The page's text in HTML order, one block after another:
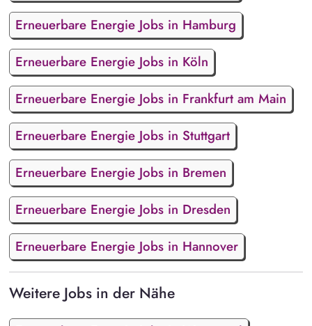
Erneuerbare Energie Jobs in Hamburg
Erneuerbare Energie Jobs in Köln
Erneuerbare Energie Jobs in Frankfurt am Main
Erneuerbare Energie Jobs in Stuttgart
Erneuerbare Energie Jobs in Bremen
Erneuerbare Energie Jobs in Dresden
Erneuerbare Energie Jobs in Hannover
Weitere Jobs in der Nähe